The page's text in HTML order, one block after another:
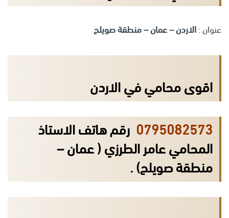
عنوان :الاردن – عمان – منطقة صويلح
اقوى محامي في الاردن
0795082573 رقم هاتف الاستاذ
المحامي عامر الطرزي ( عمان –
منطقة صويلح) .